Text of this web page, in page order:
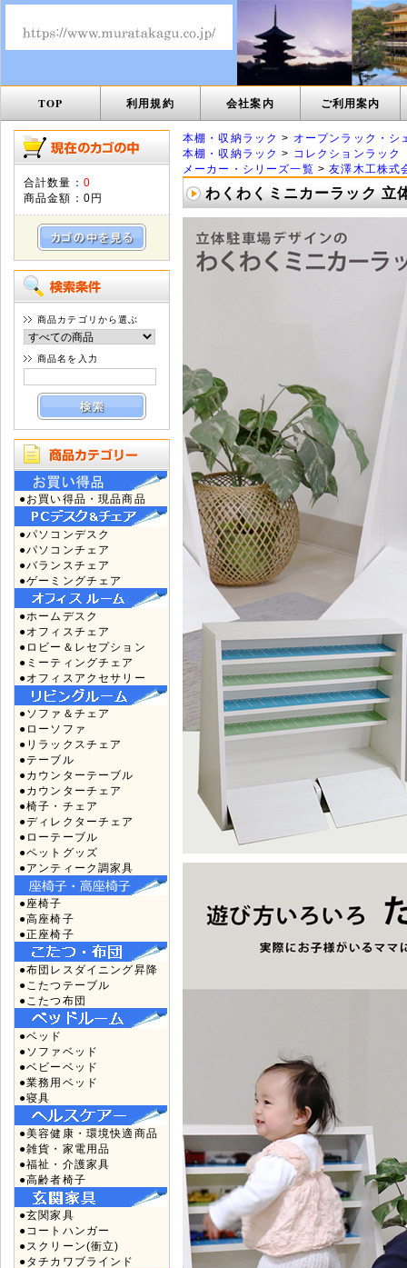
TOP 利用規約 会社案内 ご利用案内
合計数量： 0
商品金額： 0円
商品カテゴリから選ぶ
商品名を入力
●お買い得品・現品商品
●パソコンデスク
●パソコンチェア
●バランスチェア
●ゲーミングチェア
●ホームデスク
●オフィスチェア
●ロビー＆レセプション
●ミーティングチェア
●オフィスアクセサリー
●ソファ＆チェア
●ローソファ
●リラックスチェア
●テーブル
●カウンターテーブル
●カウンターチェア
●椅子・チェア
●ディレクターチェア
●ローテーブル
●ペットグッズ
●アンティーク調家具
●座椅子
●高座椅子
●正座椅子
●布団レスダイニング昇降
●こたつテーブル
●こたつ布団
●ベッド
●ソファベッド
●ベビーベッド
●業務用ベッド
●寝具
●美容健康・環境快適商品
●雑貨・家電用品
●福祉・介護家具
●高齢者椅子
●玄関家具
●コートハンガー
●スクリーン(衝立)
●タチカワブラインド
本棚・収納ラック > オープンラック・シ
本棚・収納ラック >
コレクションラック
メーカー・シリーズ一覧 >友澤木工株式
わくわくミニカーラック